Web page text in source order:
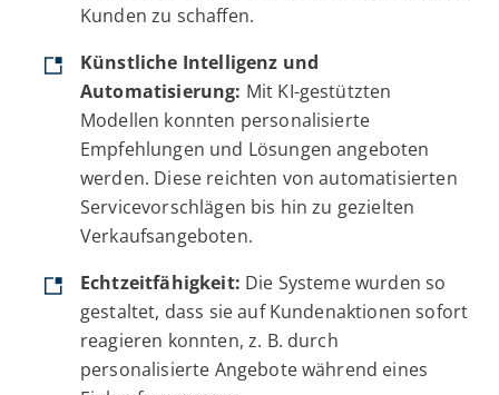
Kunden zu schaffen.
Künstliche Intelligenz und
Automatisierung: Mit KI-gestützten
Modellen konnten personalisierte
Empfehlungen und Lösungen angeboten
werden. Diese reichten von automatisierten
Servicevorschlägen bis hin zu gezielten
Verkaufsangeboten.
Echtzeitfähigkeit: Die Systeme wurden so
gestaltet, dass sie auf Kundenaktionen sofort
reagieren konnten, z. B. durch
personalisierte Angebote während eines